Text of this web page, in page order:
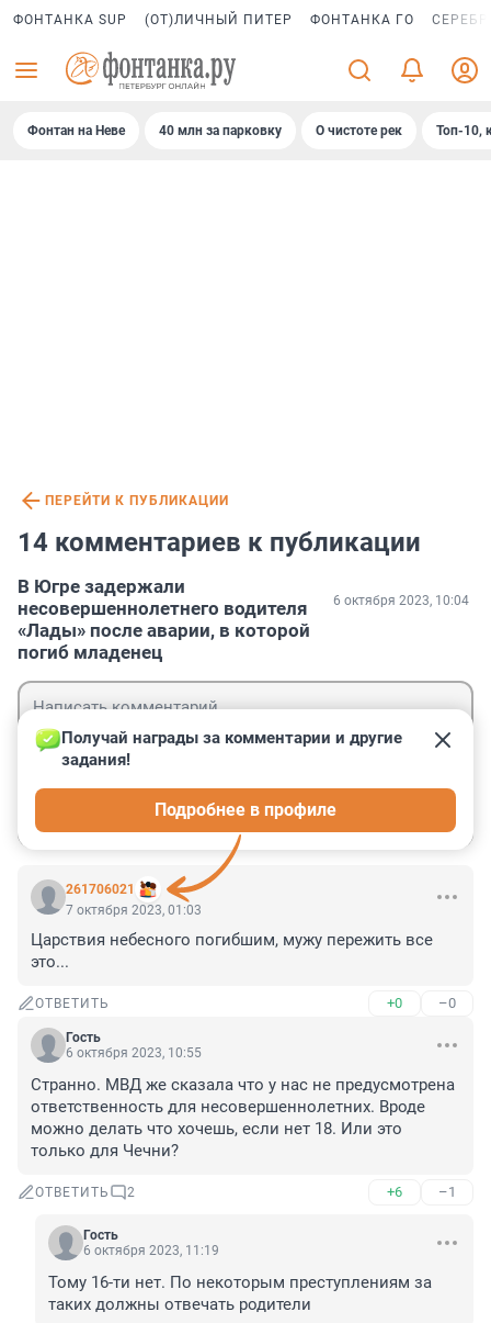
ФОНТАНКА SUP (ОТ)ЛИЧНЫЙ ПИТЕР ФОНТАНКА ГО
Фонтан на Неве 40 млн за парковку О чистоте рек Топ-10,
ПЕРЕЙТИ К ПУБЛИКАЦИИ
14 комментариев к публикации
В Югре задержали
несовершеннолетнего водителя
«Лады» после аварии, в которой
погиб младенец
6 октября 2023, 10:04
261706021
Получай награды за комментарии и другие
задания!
Подробнее в профиле
7 октября 2023, 01:03
Царствия небесного погибшим, мужу пережить все
это...
ОТВЕТИТЬ +0 –0
Гость
6 октября 2023, 10:55
Странно. МВД же сказала что у нас не предусмотрена
ответственность для несовершеннолетних. Вроде
можно делать что хочешь, если нет 18. Или это
только для Чечни?
ОТВЕТИТЬ 2 +6 –1
Гость
6 октября 2023, 11:19
Тому 16-ти нет. По некоторым преступлениям за
таких должны отвечать родители